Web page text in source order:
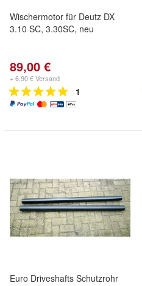
Wischermotor für Deutz DX
3.10 SC, 3.30SC, neu
89,00 €
+ 6,90 € Versand
1
Euro Driveshafts Schutzrohr